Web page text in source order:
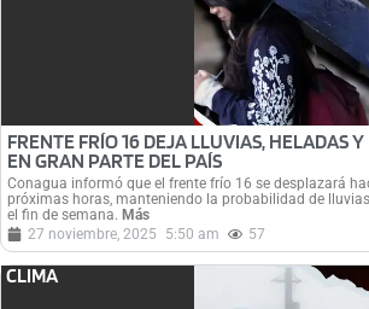
FRENTE FRÍO 16 DEJA LLUVIAS, HELADAS
EN GRAN PARTE DEL PAÍS
Conagua informó que el frente frío 16 se desplazará
próximas horas, manteniendo la probabilidad de
el fin de semana. Más
27 noviembre, 2025
5:50 am 57
CLIMA